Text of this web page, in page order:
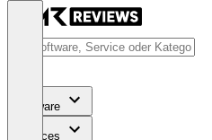
Software
Services